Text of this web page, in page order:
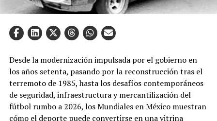
Desde la modernización impulsada por el gobierno en
los años setenta, pasando por la reconstrucción tras el
terremoto de 1985, hasta los desafíos contemporáneos
de seguridad, infraestructura y mercantilización del
fútbol rumbo a 2026, los Mundiales en México muestran
cómo el deporte puede convertirse en una vitrina